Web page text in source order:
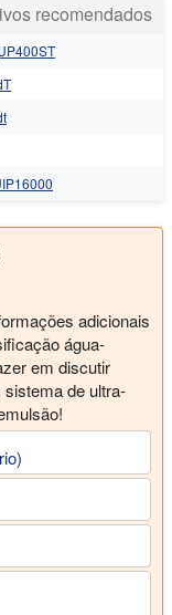
recomendados
adicionais
água-
em discutir
de ultra-